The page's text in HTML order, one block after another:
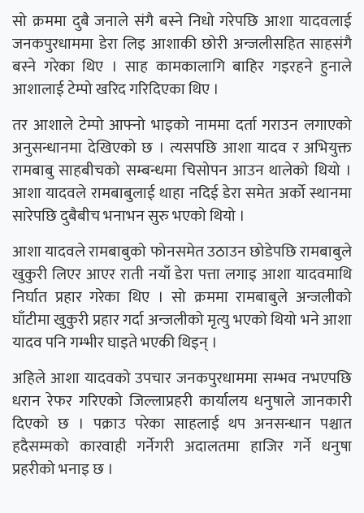
सो क्रममा दुबै जनाले संगै बस्ने निधो गरेपछि आशा यादवलाई
जनकपुरधाममा डेरा लिइ आशाकी छोरी अन्जलीसहित साहसंगै
बस्ने गरेका थिए । साह कामकालागि बाहिर गइरहने हुनाले
आशालाई टेम्पो खरिद गरिदिएका थिए ।
तर आशाले टेम्पो आफ्नो भाइको नाममा दर्ता गराउन लगाएको
अनुसन्धानमा देखिएको छ । त्यसपछि आशा यादव र अभियुक्त
रामबाबु साहबीचको सम्बन्धमा चिसोपन आउन थालेको थियो ।
आशा यादवले रामबाबुलाई थाहा नदिई डेरा समेत अर्को स्थानमा
सारेपछि दुबैबीच भनाभन सुरु भएको थियो ।
आशा यादवले रामबाबुको फोनसमेत उठाउन छोडेपछि रामबाबुले
खुकुरी लिएर आएर राती नयाँ डेरा पत्ता लगाइ आशा यादवमाथि
निर्घात प्रहार गरेका थिए । सो क्रममा रामबाबुले अन्जलीको
घाँटीमा खुकुरी प्रहार गर्दा अन्जलीको मृत्यु भएको थियो भने आशा
यादव पनि गम्भीर घाइते भएकी थिइन् ।
अहिले आशा यादवको उपचार जनकपुरधाममा सम्भव नभएपछि
धरान रेफर गरिएको जिल्लाप्रहरी कार्यालय धनुषाले जानकारी
दिएको छ । पक्राउ परेका साहलाई थप अनसन्धान पश्चात
हदैसम्मको कारवाही गर्नेगरी अदालतमा हाजिर गर्ने धनुषा
प्रहरीको भनाइ छ ।